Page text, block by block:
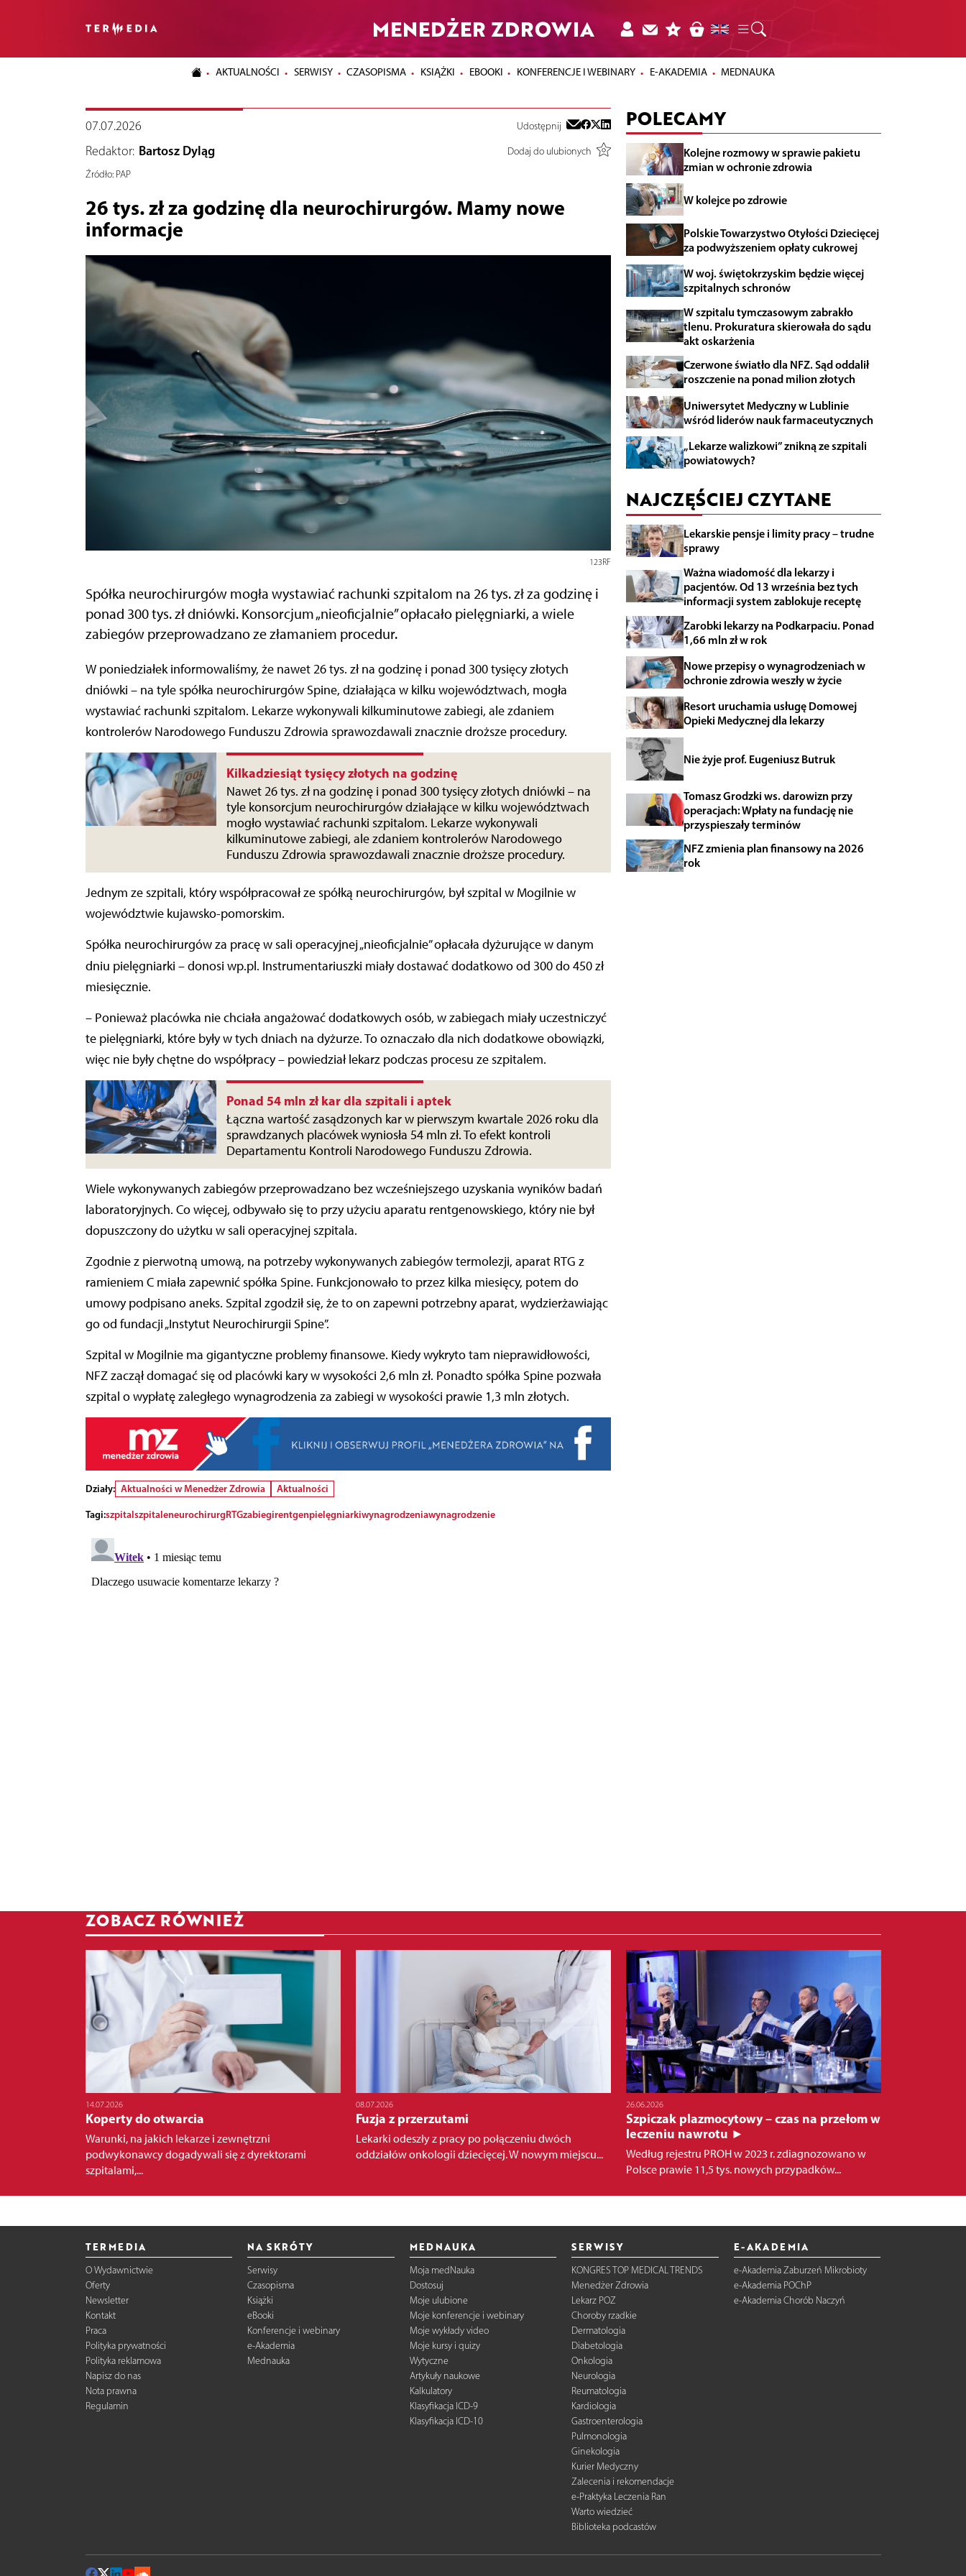
MENEDŻER ZDROWIA
AKTUALNOŚCI SERWISY CZASOPISMA KSIĄŻKI EBOOKI KONFERENCJE I WEBINARY E-AKADEMIA MEDNAUKA
07.07.2026 Udostępnij
Redaktor: Bartosz Dyląg
Dodaj do ulubionych
Źródło:PAP
26 tys. zł za godzinę dla neurochirurgów. Mamy nowe
informacje
123RF
Spółka neurochirurgów mogła wystawiać rachunki szpitalom na 26 tys. zł za godzinę i
ponad 300 tys. zł dniówki. Konsorcjum „nieoficjalnie” opłacało pielęgniarki, a wiele
zabiegów przeprowadzano ze złamaniem procedur.
W poniedziałek informowaliśmy, że nawet 26 tys. zł na godzinę i ponad 300 tysięcy złotych
dniówki – na tyle spółka neurochirurgów Spine, działająca w kilku województwach, mogła
wystawiać rachunki szpitalom. Lekarze wykonywali kilkuminutowe zabiegi, ale zdaniem
kontrolerów Narodowego Funduszu Zdrowia sprawozdawali znacznie droższe procedury.
Kilkadziesiąt tysięcy złotych na godzinę
Nawet 26 tys. zł na godzinę i ponad 300 tysięcy złotych dniówki – na
tyle konsorcjum neurochirurgów działające w kilku województwach
mogło wystawiać rachunki szpitalom. Lekarze wykonywali
kilkuminutowe zabiegi, ale zdaniem kontrolerów Narodowego
Funduszu Zdrowia sprawozdawali znacznie droższe procedury.
Jednym ze szpitali, który współpracował ze spółką neurochirurgów, był szpital w Mogilnie w
województwie kujawsko-pomorskim.
Spółka neurochirurgów za pracę w sali operacyjnej „nieoficjalnie” opłacała dyżurujące w danym
dniu pielęgniarki – donosi wp.pl. Instrumentariuszki miały dostawać dodatkowo od 300 do 450 zł
miesięcznie.
– Ponieważ placówka nie chciała angażować dodatkowych osób, w zabiegach miały uczestniczyć
te pielęgniarki, które były w tych dniach na dyżurze. To oznaczało dla nich dodatkowe obowiązki,
więc nie były chętne do współpracy – powiedział lekarz podczas procesu ze szpitalem.
Ponad 54 mln zł kar dla szpitali i aptek
Łączna wartość zasądzonych kar w pierwszym kwartale 2026 roku dla
sprawdzanych placówek wyniosła 54 mln zł. To efekt kontroli
Departamentu Kontroli Narodowego Funduszu Zdrowia.
Wiele wykonywanych zabiegów przeprowadzano bez wcześniejszego uzyskania wyników badań
laboratoryjnych. Co więcej, odbywało się to przy użyciu aparatu rentgenowskiego, który nie był
dopuszczony do użytku w sali operacyjnej szpitala.
Zgodnie z pierwotną umową, na potrzeby wykonywanych zabiegów termolezji, aparat RTG z
ramieniem C miała zapewnić spółka Spine. Funkcjonowało to przez kilka miesięcy, potem do
umowy podpisano aneks. Szpital zgodził się, że to on zapewni potrzebny aparat, wydzierżawiając
go od fundacji „Instytut Neurochirurgii Spine”.
Szpital w Mogilnie ma gigantyczne problemy finansowe. Kiedy wykryto tam nieprawidłowości,
NFZ zaczął domagać się od placówki kary w wysokości 2,6 mln zł. Ponadto spółka Spine pozwała
szpital o wypłatę zaległego wynagrodzenia za zabiegi w wysokości prawie 1,3 mln złotych.
Działy: Aktualności w Menedżer Zdrowia
Aktualności
Tagi:szpitalszpitaleneurochirurgRTGzabiegirentgenpielęgniarkiwynagrodzeniawynagrodzenie
POLECAMY
Kolejne rozmowy w sprawie pakietu
zmian w ochronie zdrowia
W kolejce po zdrowie
Polskie Towarzystwo Otyłości Dziecięcej
za podwyższeniem opłaty cukrowej
W woj. świętokrzyskim będzie więcej
szpitalnych schronów
W szpitalu tymczasowym zabrakło
tlenu. Prokuratura skierowała do sądu
akt oskarżenia
Czerwone światło dla NFZ. Sąd oddalił
roszczenie na ponad milion złotych
Uniwersytet Medyczny w Lublinie
wśród liderów nauk farmaceutycznych
„Lekarze walizkowi” znikną ze szpitali
powiatowych?
NAJCZĘŚCIEJ CZYTANE
Lekarskie pensje i limity pracy – trudne
sprawy
Ważna wiadomość dla lekarzy i
pacjentów. Od 13 września bez tych
informacji system zablokuje receptę
Zarobki lekarzy na Podkarpaciu. Ponad
1,66 mln zł w rok
Nowe przepisy o wynagrodzeniach w
ochronie zdrowia weszły w życie
Resort uruchamia usługę Domowej
Opieki Medycznej dla lekarzy
Nie żyje prof. Eugeniusz Butruk
Tomasz Grodzki ws. darowizn przy
operacjach: Wpłaty na fundację nie
przyspieszały terminów
NFZ zmienia plan finansowy na 2026
rok
ZOBACZ RÓWNIEŻ
14.07.2026
Koperty do otwarcia
Warunki, na jakich lekarze i zewnętrzni
podwykonawcy dogadywali się z dyrektorami
szpitalami,...
08.07.2026
Fuzja z przerzutami
Lekarki odeszły z pracy po połączeniu dwóch
oddziałów onkologii dziecięcej. W nowym miejscu...
26.06.2026
Szpiczak plazmocytowy – czas na przełom w
leczeniu nawrotu ►
Według rejestru PROH w 2023 r. zdiagnozowano w
Polsce prawie 11,5 tys. nowych przypadków...
TERMEDIA
O Wydawnictwie
Oferty
Newsletter
Kontakt
Praca
Polityka prywatności
Polityka reklamowa
Napisz do nas
Nota prawna
Regulamin
NA SKRÓTY
Serwisy
Czasopisma
Książki
eBooki
Konferencje i webinary
e-Akademia
Mednauka
MEDNAUKA
Moja medNauka
Dostosuj
Moje ulubione
Moje konferencje i webinary
Moje wykłady video
Moje kursy i quizy
Wytyczne
Artykuły naukowe
Kalkulatory
Klasyfikacja ICD-9
Klasyfikacja ICD-10
SERWISY
KONGRES TOP MEDICAL TRENDS
Menedżer Zdrowia
Lekarz POZ
Choroby rzadkie
Dermatologia
Diabetologia
Onkologia
Neurologia
Reumatologia
Kardiologia
Gastroenterologia
Pulmonologia
Ginekologia
Kurier Medyczny
Zalecenia i rekomendacje
e-Praktyka Leczenia Ran
Warto wiedzieć
Biblioteka podcastów
E-AKADEMIA
e-Akademia Zaburzeń Mikrobioty
e-Akademia POChP
e-Akademia Chorób Naczyń